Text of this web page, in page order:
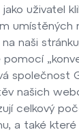
uživatel
umístěných
naši
pomocí
společnost
našich
celkový
a také